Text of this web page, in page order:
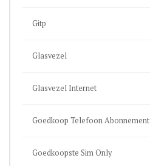
Gitp
Glasvezel
Glasvezel Internet
Goedkoop Telefoon Abonnement
Goedkoopste Sim Only